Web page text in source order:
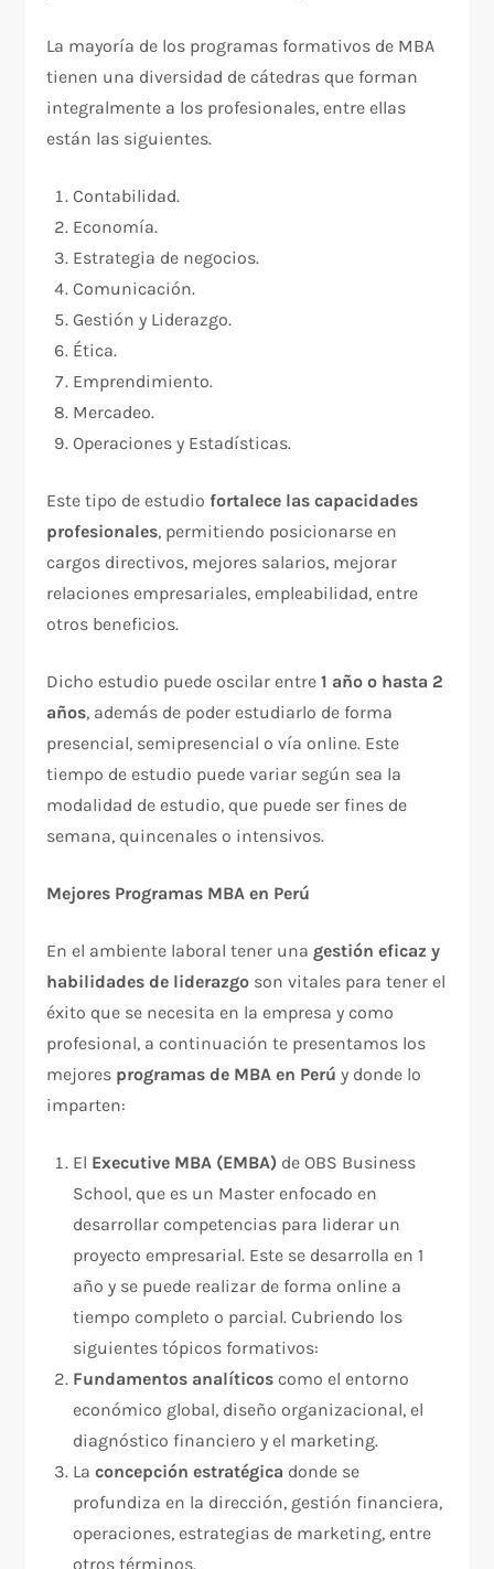
La mayoría de los programas formativos de MBA
tienen una diversidad de cátedras que forman
integralmente a los profesionales, entre ellas
están las siguientes.
Contabilidad.
Economía.
Estrategia de negocios.
Comunicación.
Gestión y Liderazgo.
Ética.
Emprendimiento.
Mercadeo.
Operaciones y Estadísticas.
Este tipo de estudiofortalece las capacidades
profesionales, permitiendo posicionarse en
cargos directivos, mejores salarios, mejorar
relaciones empresariales, empleabilidad, entre
otros beneficios.
Dicho estudio puede oscilar entre1 año o hasta 2
años, además de poder estudiarlo de forma
presencial, semipresencial o vía online. Este
tiempo de estudio puede variar según sea la
modalidad de estudio, que puede ser fines de
semana, quincenales o intensivos.
Mejores Programas MBA en Perú
En el ambiente laboral tener una gestión eficaz y
habilidades de liderazgo son vitales para tener el
éxito que se necesita en la empresa y como
profesional, a continuación te presentamos los
mejores programas de MBA en Perú y donde lo
imparten:
El Executive MBA (EMBA) de OBS Business
School, que es un Master enfocado en
desarrollar competencias para liderar un
proyecto empresarial. Este se desarrolla en 1
año y se puede realizar de forma online a
tiempo completo o parcial. Cubriendo los
siguientes tópicos formativos:
Fundamentos analíticos como el entorno
económico global, diseño organizacional, el
diagnóstico financiero y el marketing.
Laconcepción estratégica donde se
profundiza en la dirección, gestión financiera,
operaciones, estrategias de marketing, entre
otros términos.